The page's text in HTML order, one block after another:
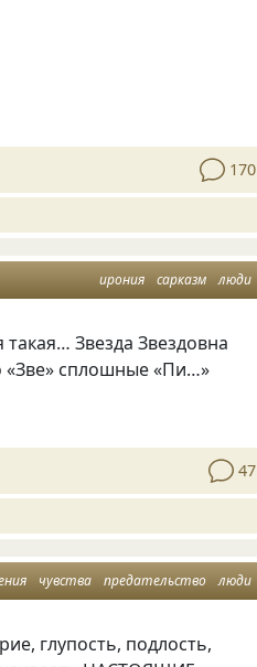
170
ирония сарказм люди
Звезда Звездовна
«Зве» сплошные«Пи…»
47
чувства предательство люди
глупость, подлость,